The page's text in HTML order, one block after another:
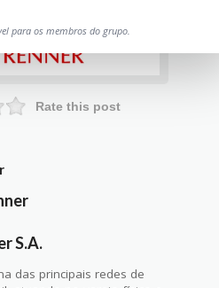
para os membros do grupo.
Rate this post
S.A.
das principais redes de